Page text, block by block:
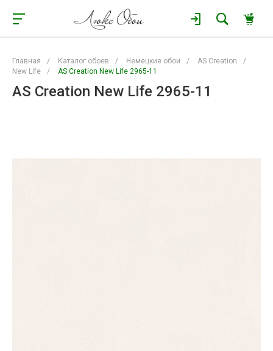
Главная / Каталог обоев / Немецкие обои / AS Creation
/
New Life
/ AS Creation New Life 2965-11
AS Creation New Life 2965-11